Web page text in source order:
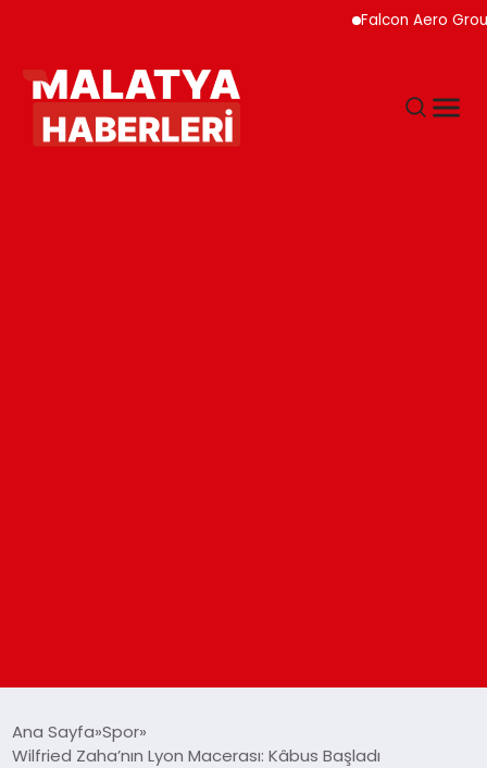
Falcon Aero Group,
Ana Sayfa Spor
Wilfried Zaha’nın Lyon Macerası: Kâbus Başladı